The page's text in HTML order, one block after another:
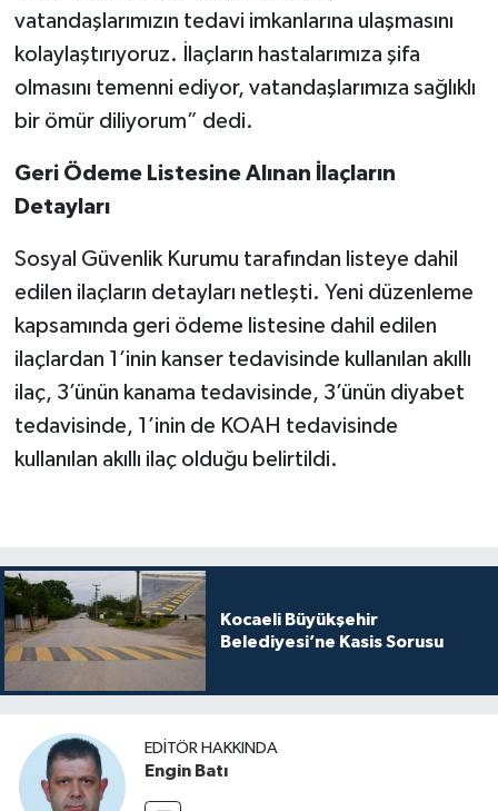
vatandaşlarımızın tedavi imkanlarına ulaşmasını
kolaylaştırıyoruz. İlaçların hastalarımıza şifa
olmasını temenni ediyor, vatandaşlarımıza sağlıklı
bir ömür diliyorum” dedi.
Geri Ödeme Listesine Alınan İlaçların
Detayları
Sosyal Güvenlik Kurumu tarafından listeye dahil
edilen ilaçların detayları netleşti. Yeni düzenleme
kapsamında geri ödeme listesine dahil edilen
ilaçlardan 1’inin kanser tedavisinde kullanılan akıllı
ilaç, 3’ünün kanama tedavisinde, 3’ünün diyabet
tedavisinde, 1’inin de KOAH tedavisinde
kullanılan akıllı ilaç olduğu belirtildi.
Kocaeli Büyükşehir
Belediyesi’ne Kasis Sorusu
EDITÖR HAKKINDA
Engin Batı